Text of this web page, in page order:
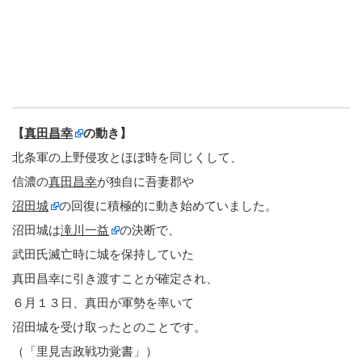
【真田昌幸
の動き】
北条軍の上野侵攻とほぼ時を同じくして、
信濃の真田昌幸が独自に吾妻郡や
沼田城
の回復に積極的に動き始めていました。
沼田城は滝川一益
の決断で、
武田氏滅亡時に城を保持していた
真田昌幸に引き渡すことが確定され、
６月１３日、真田が軍勢を率いて
沼田城を受け取ったとのことです。
（「里見吉政戦功覚書」）